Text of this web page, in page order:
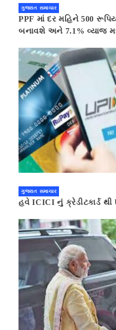
ગુજરાત સમાચાર
PPF માં દર મહિને 500
બનાવશે અને 7.1% વ્યાજ
ગુજરાત સમાચાર
હવે ICICI નું ક્રેડીટકાર્ડ